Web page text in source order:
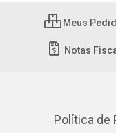
Meus
Notas
Política de